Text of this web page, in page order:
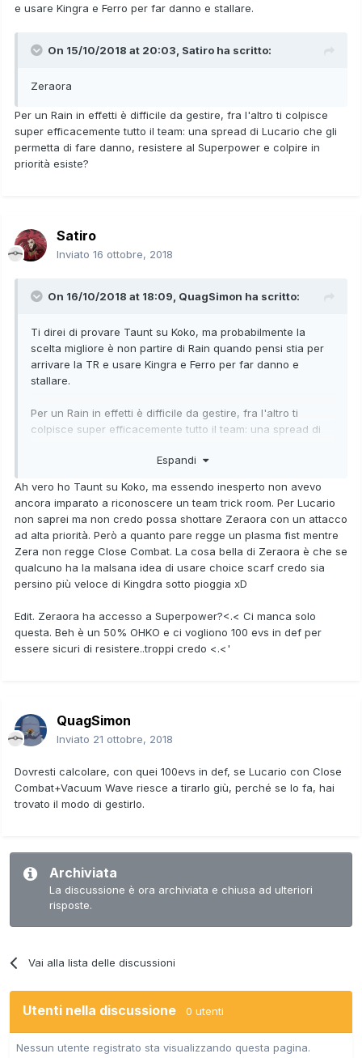
e usare Kingra e Ferro per far danno e stallare.
On 15/10/2018 at 20:03, Satiro ha scritto:
Zeraora
Per un Rain in effetti è difficile da gestire, fra l'altro ti colpisce
super efficacemente tutto il team: una spread di Lucario che gli
permetta di fare danno, resistere al Superpower e colpire in
priorità esiste?
Satiro
Inviato 16 ottobre, 2018
On 16/10/2018 at 18:09, QuagSimon ha scritto:
Ti direi di provare Taunt su Koko, ma probabilmente la
scelta migliore è non partire di Rain quando pensi stia per
arrivare la TR e usare Kingra e Ferro per far danno e
stallare.
Per un Rain in effetti è difficile da gestire, fra l'altro ti
colpisce super efficacemente tutto il team: una spread di
Superpower e colpire in priorità esiste?
Espandi
Ah vero ho Taunt su Koko, ma essendo inesperto non avevo
ancora imparato a riconoscere un team trick room. Per Lucario
non saprei ma non credo possa shottare Zeraora con un attacco
ad alta priorità. Però a quanto pare regge un plasma fist mentre
Zera non regge Close Combat. La cosa bella di Zeraora è che se
qualcuno ha la malsana idea di usare choice scarf credo sia
persino più veloce di Kingdra sotto pioggia xD
Edit. Zeraora ha accesso a Superpower?<.< Ci manca solo
questa. Beh è un 50% OHKO e ci vogliono 100 evs in def per
essere sicuri di resistere..troppi credo <.<'
QuagSimon
Inviato 21 ottobre, 2018
Dovresti calcolare, con quei 100evs in def, se Lucario con Close
Combat+Vacuum Wave riesce a tirarlo giù, perché se lo fa, hai
trovato il modo di gestirlo.
Archiviata
La discussione è ora archiviata e chiusa ad ulteriori
risposte.
Vai alla lista delle discussioni
Utenti nella discussione 0 utenti
Nessun utente registrato sta visualizzando questa pagina.